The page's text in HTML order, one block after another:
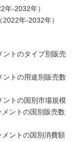
年-2032年）
年-2032年）
トのタイプ別販売
トの用途別販売数
ントの国別市場規模
ントの国別販売数
ントの国別消費額